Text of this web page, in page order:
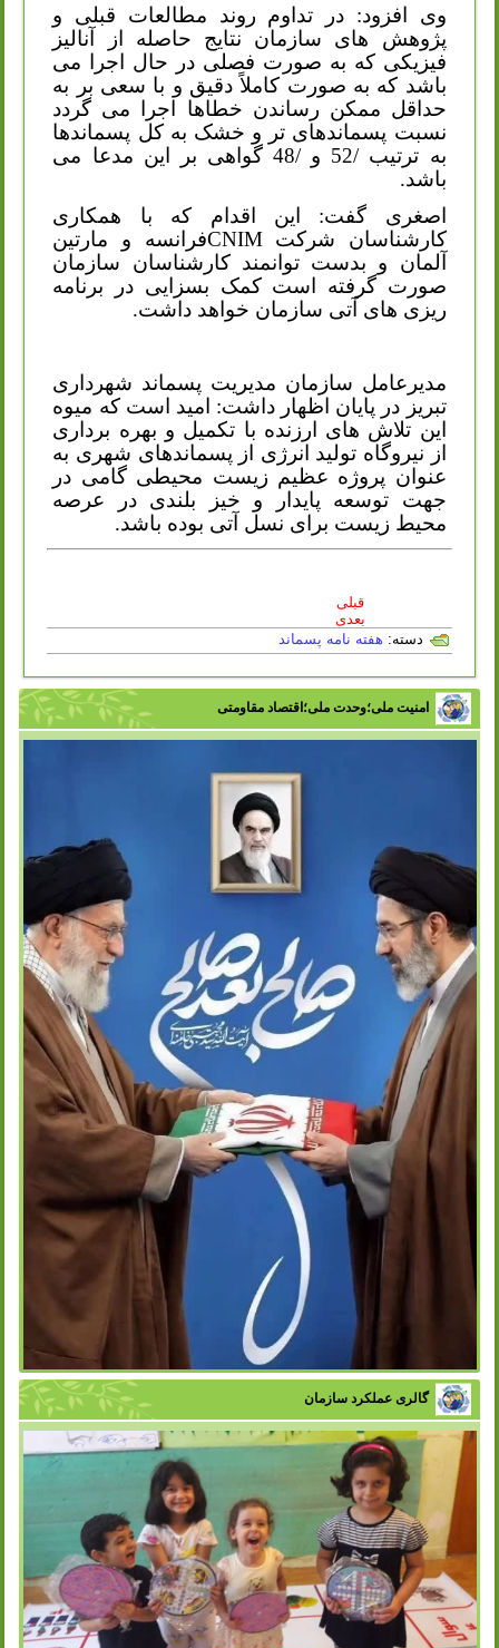
وی افزود: در تداوم روند مطالعات قبلی و
پژوهش های سازمان نتایج حاصله از آنالیز
فیزیکی که به صورت فصلی در حال اجرا می
باشد که به صورت کاملاً دقیق و با سعی بر به
حداقل ممکن رساندن خطاها اجرا می گردد
نسبت پسماندهای تر و خشک به کل پسماندها
به ترتیب /52 و /48 گواهی بر این مدعا می
باشد.
اصغری گفت: این اقدام که با همکاری
کارشناسان شرکتCNIMفرانسه و مارتین
آلمان و بدست توانمند کارشناسان سازمان
صورت گرفته است کمک بسزایی در برنامه
ریزی های آتی سازمان خواهد داشت.
مدیرعامل سازمان مدیریت پسماند شهرداری
تبریز در پایان اظهار داشت: امید است که میوه
این تلاش های ارزنده با تکمیل و بهره برداری
از نیروگاه تولید انرژی از پسماندهای شهری به
عنوان پروژه عظیم زیست محیطی گامی در
جهت توسعه پایدار و خیز بلندی در عرصه
محیط زیست برای نسل آتی بوده باشد.
قبلی
بعدی
دسته: هفته نامه پسماند
امنیت ملی؛وحدت ملی؛اقتصاد مقاومتی
گالری عملکرد سازمان